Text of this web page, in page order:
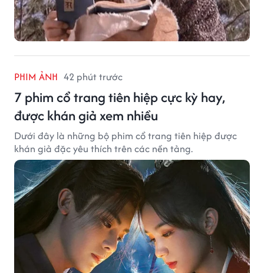
PHIM ẢNH 42 phút trước
7 phim cổ trang tiên hiệp cực kỳ hay,
được khán giả xem nhiều
Dưới đây là những bộ phim cổ trang tiên hiệp được
khán giả đặc yêu thích trên các nền tảng.